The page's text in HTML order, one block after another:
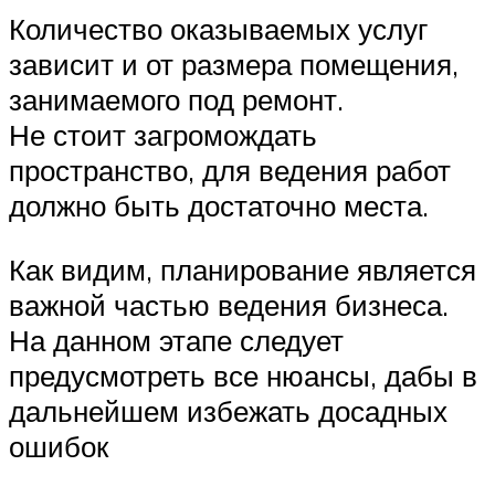
Количество оказываемых услуг
зависит и от размера помещения,
занимаемого под ремонт.
Не стоит загромождать
пространство, для ведения работ
должно быть достаточно места.
Как видим, планирование является
важной частью ведения бизнеса.
На данном этапе следует
предусмотреть все нюансы, дабы в
дальнейшем избежать досадных
ошибок